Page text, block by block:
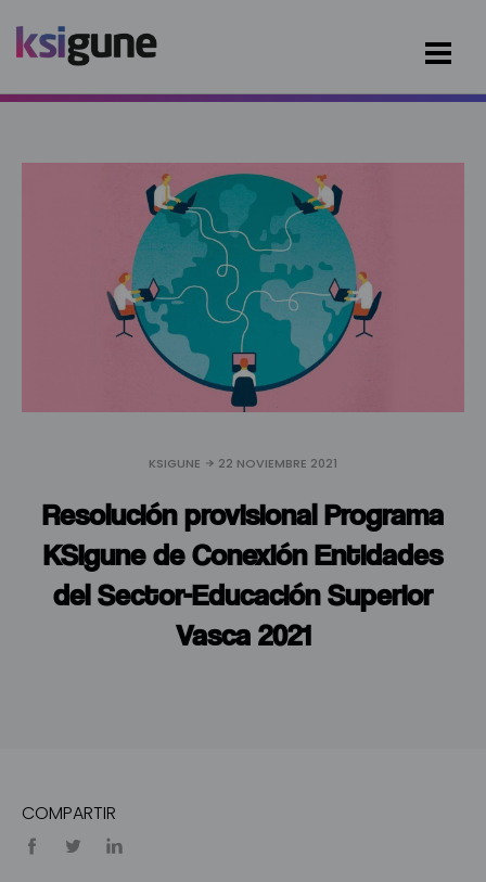
KSIGUNE 22 NOVIEMBRE 2021
Resolución provisional Programa
KSIgune de Conexión Entidades
del Sector-Educación Superior
Vasca 2021
COMPARTIR